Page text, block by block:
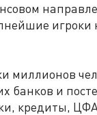
миллионов
банков и
кредиты,